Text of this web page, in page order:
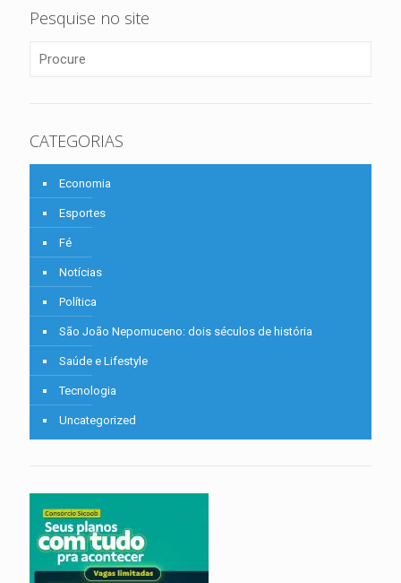
Pesquise no site
CATEGORIAS
Economia
Esportes
Fé
Notícias
Política
São João Nepomuceno: dois séculos de história
Saúde e Lifestyle
Tecnologia
Uncategorized